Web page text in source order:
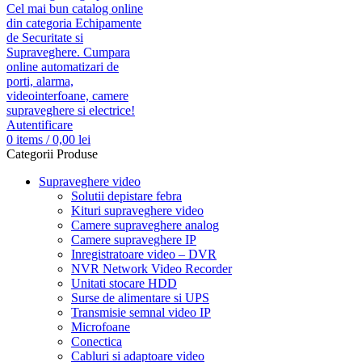
Autentificare
0 items / 0,00 lei
Categorii Produse
Supraveghere video
Solutii depistare febra
Kituri supraveghere video
Camere supraveghere analog
Camere supraveghere IP
Inregistratoare video – DVR
NVR Network Video Recorder
Unitati stocare HDD
Surse de alimentare si UPS
Transmisie semnal video IP
Microfoane
Conectica
Cabluri si adaptoare video